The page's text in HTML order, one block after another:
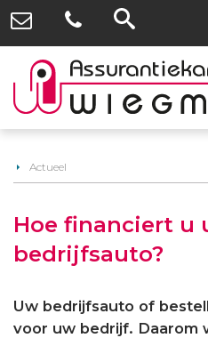
Actueel
Hoe financiert u
bedrijfsauto?
Uw bedrijfsauto of
voor uw bedrijf. Daarom